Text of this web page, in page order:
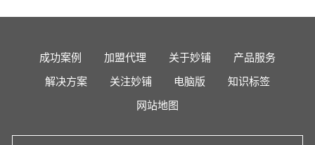
成功案例 加盟代理 关于妙铺
产品服务
解决方案
关注妙铺 电脑版
知识标签
网站地图